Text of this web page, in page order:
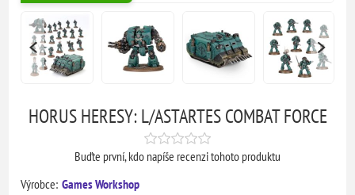
HORUS HERESY: L/ASTARTES COMBAT FORCE
Buďte první, kdo napíše recenzi tohoto produktu
Výrobce: Games Workshop